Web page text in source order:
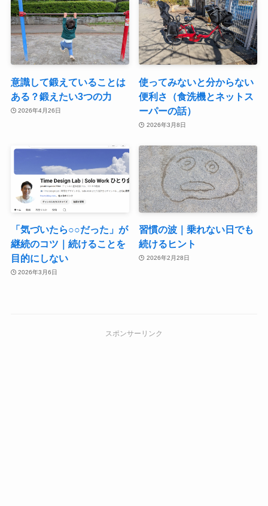
意識して鍛えていることは
ある？鍛えたい3つの力
2026年4月26日
使ってみないと分からない
便利さ（食洗機とネットス
ーパーの話）
2026年3月8日
「気づいたら○○だった」が
継続のコツ｜続けることを
目的にしない
2026年3月6日
習慣の波｜乗れない日でも
続けるヒント
2026年2月28日
スポンサーリンク